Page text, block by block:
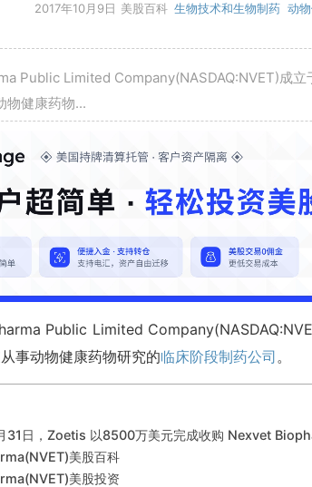
2017年10月9日 美股百科 生物技术和生物制药 动
Public Limited Company(NASDAQ:NVET)成立
物健康药物...
Public Limited
事动物健康药物研究的临床阶段制药公司 。
31日，Zoetis 以8500万美元完成收购 Nexvet
美股百科
美股投资